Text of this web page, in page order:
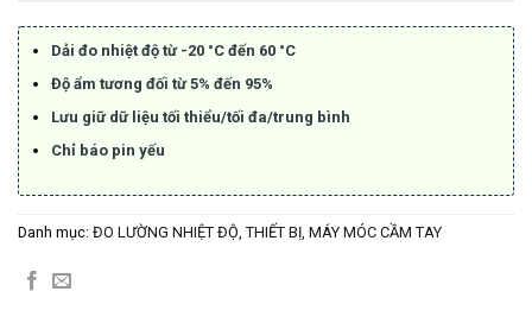
Dải đo nhiệt độ từ -20 °C đến 60 °C
Độ ẩm tương đối từ 5% đến 95%
Lưu giữ dữ liệu tối thiểu/tối đa/trung bình
Chỉ báo pin yếu
Danh mục: ĐO LƯỜNG NHIỆT ĐỘ THIẾT BỊ, MÁY MÓC CẦM TAY